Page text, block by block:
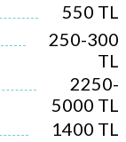
550 TL
250-300
TL
2250-
5000 TL
1400 TL